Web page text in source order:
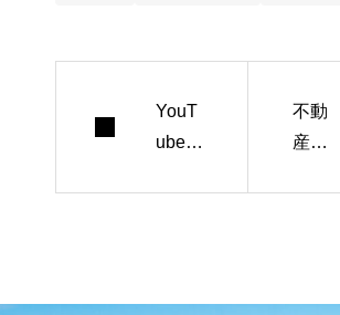
YouT
ube広
不動
産業